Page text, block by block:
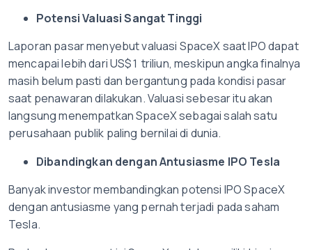
Potensi Valuasi Sangat Tinggi
Laporan pasar menyebut valuasi SpaceX saat IPO dapat
mencapai lebih dari US$1 triliun, meskipun angka finalnya
masih belum pasti dan bergantung pada kondisi pasar
saat penawaran dilakukan. Valuasi sebesar itu akan
langsung menempatkan SpaceX sebagai salah satu
perusahaan publik paling bernilai di dunia.
Dibandingkan dengan Antusiasme IPO Tesla
Banyak investor membandingkan potensi IPO SpaceX
dengan antusiasme yang pernah terjadi pada saham
Tesla.